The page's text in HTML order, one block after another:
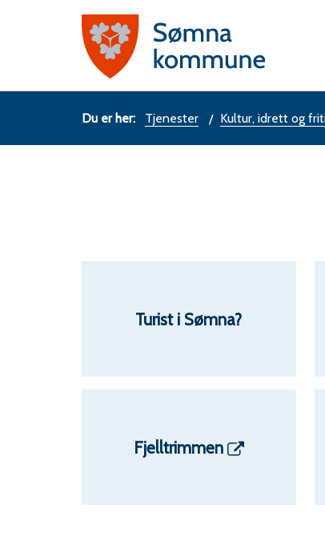
Du
Tjenester Kultur, idrett og
Turist i Sømna?
Fjelltrimmen